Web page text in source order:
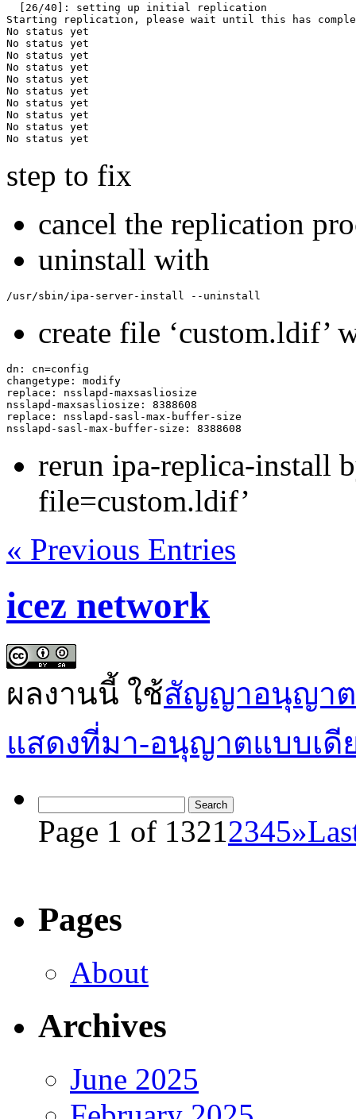
  [26/40]: setting up initial replication
Starting replication, please wait until this has
No status yet
No status yet
No status yet
No status yet
No status yet
No status yet
No status yet
No status yet
No status yet
step to fix
cancel the replication
uninstall with
/usr/sbin/ipa-server-install --uninstall
create file ‘custom.ldif’
dn: cn=config
changetype: modify
replace: nsslapd-maxsasliosize
nsslapd-maxsasliosize: 8388608
replace: nsslapd-sasl-max-buffer-size
rerun ipa-replica-install
file=custom.ldif’
« Previous Entries
icez network
ผลงานนี้ ใช้สัญญาอนุญาต
แสดงที่มา-อนุญาตแบบเดี
Page 1 of 1321 2345»
Pages
About
Archives
June 2025